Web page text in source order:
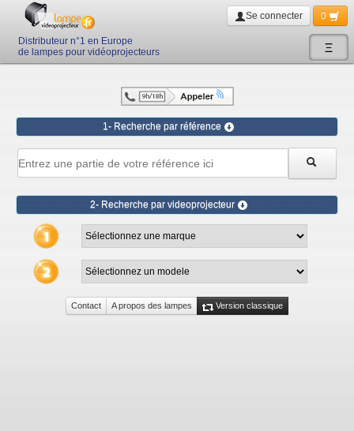
Ξ
Distributeur n°1 en Europe
de lampes pour vidéoprojecteurs
Se connecter 0
1- Recherche par référence
2- Recherche par videoprojecteur
Contact A propos des lampes Version classique